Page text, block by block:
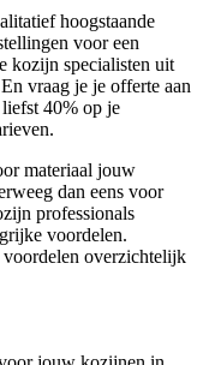
hoogstaande
voor een
kozijn specialisten uit
vraag je je offerte aan
40% op je
materiaal jouw
dan eens voor
professionals
voordelen.
overzichtelijk